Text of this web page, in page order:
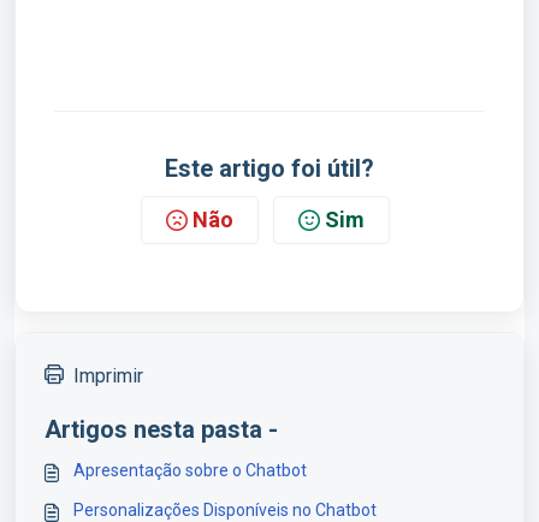
Este artigo foi útil?
Não Sim
Imprimir
Artigos nesta pasta -
Apresentação sobre o Chatbot
Personalizações Disponíveis no Chatbot